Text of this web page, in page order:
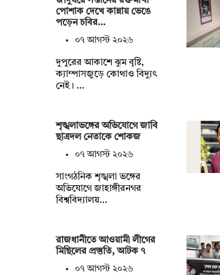
পোশাক দেখে কান্নায় ভেঙে
পড়েন চবির…
০৭ আগস্ট ২০২৬
দুপুরের আকাশে ঝুম বৃষ্টি,
ক্যাম্পাসজুড়ে কোথাও বিদ্যুৎ
নেই। …
শৃঙ্খলাভঙ্গের অভিযোগে জাবি
ছাত্রদল নেতাকে শোকজ
০৭ আগস্ট ২০২৬
সাংগঠনিক শৃঙ্খলা ভঙ্গের
অভিযোগে জাহাঙ্গীরনগর
বিশ্ববিদ্যালয়…
রাজধানীতে আওয়ামী লীগের
মিছিলের প্রস্তুতি, আটক ৭
০৭ আগস্ট ২০২৬